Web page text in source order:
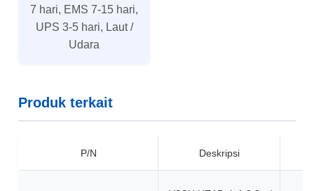
7 hari, EMS 7-15 hari,
UPS 3-5 hari, Laut /
Udara
Produk terkait
P/N Deskripsi